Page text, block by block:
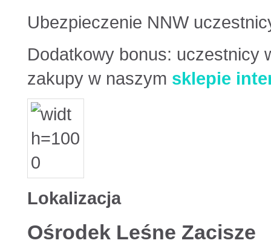
Ubezpieczenie NNW
Dodatkowy bonus: uczestnicy
zakupy w naszym sklepie
Lokalizacja
Ośrodek Leśne Zacisze